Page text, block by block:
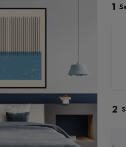
1
2